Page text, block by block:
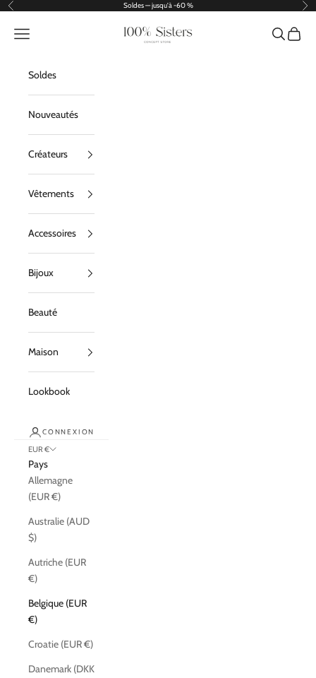
Passer au contenu
Précédent Soldes — jusqu'à -60 %
100% Sisters
Menu Recherche
Panier
Soldes
Nouveautés
Créateurs
Vêtements
Accessoires
Bijoux
Beauté
Maison
Lookbook
CONNEXION
EUR €
Pays
Allemagne
(EUR €)
Australie (AUD
$)
Autriche (EUR
€)
Belgique (EUR
€)
Croatie (EUR €)
Danemark (DKK